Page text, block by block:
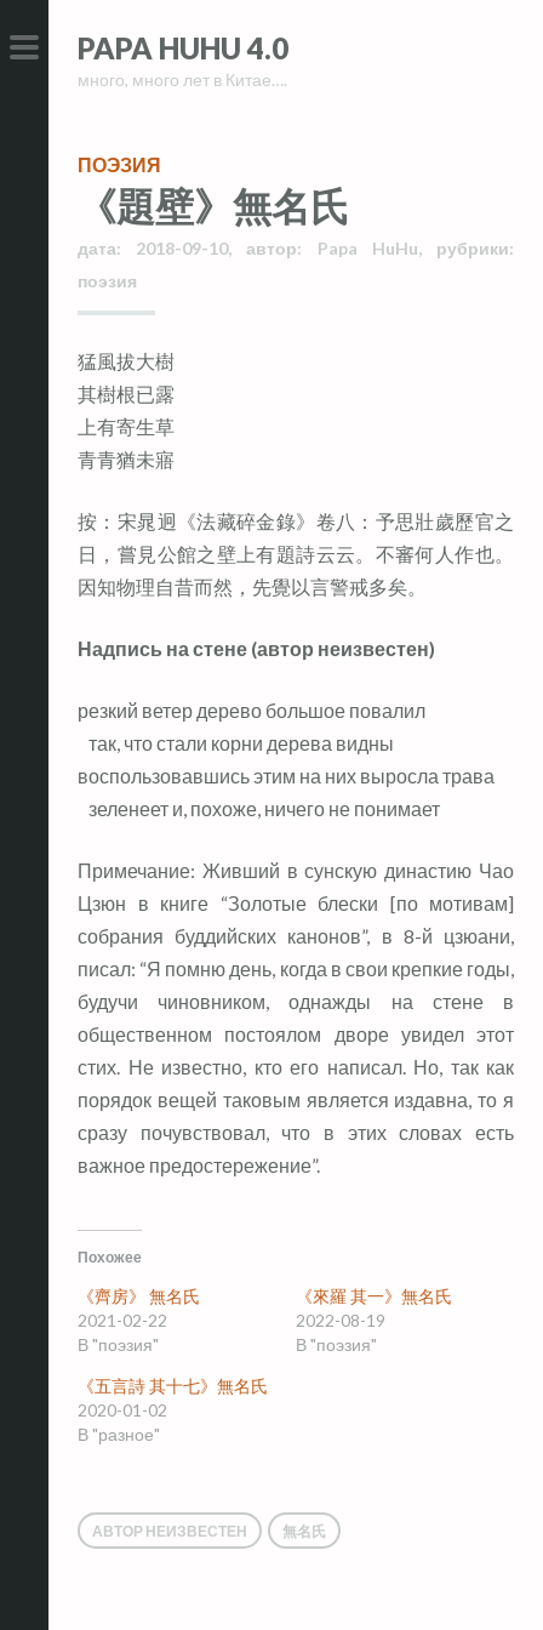
to
PRIMARY
to
PAPA HUHU 4.0
много, много лет в Китае….
ПОЭЗИЯ
《題壁》無名氏
дата: 2018-09-10, автор: Papa HuHu,рубрики:
поэзия
猛風拔大樹
其樹根已露
上有寄生草
青青猶未寤
按：宋晁迥《法藏碎金錄》卷八：予思壯歲歷官之
日，嘗見公館之壁上有題詩云云。不審何人作也。
因知物理自昔而然，先覺以言警戒多矣。
Надпись на стене (автор неизвестен)
резкий ветер дерево большое повалил
так, что стали корни дерева видны
воспользовавшись этим на них выросла трава
зеленеет и, похоже, ничего не понимает
Примечание: Живший в сунскую династию Чао
Цзюн в книге “Золотые блески [по мотивам]
собрания буддийских канонов”, в 8-й цзюани,
писал: “Я помню день, когда в свои крепкие годы,
будучи чиновником, однажды на стене в
общественном постоялом дворе увидел этот
стих. Не известно, кто его написал. Но, так как
порядок вещей таковым является издавна, то я
сразу почувствовал, что в этих словах есть
важное предостережение”.
Похожее
《齊房》 無名氏
2021-02-22
В "поэзия"
《來羅 其一》無名氏
2022-08-19
В "поэзия"
《五言詩 其十七》無名氏
2020-01-02
В "разное"
АВТОР НЕИЗВЕСТЕН 無名氏